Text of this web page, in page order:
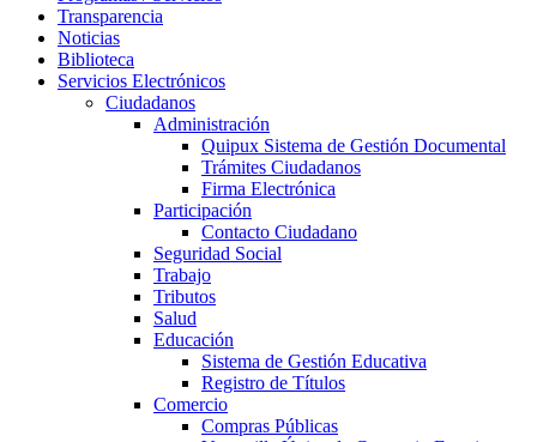
Transparencia
Noticias
Biblioteca
Servicios Electrónicos
Ciudadanos
Administración
Quipux Sistema de Gestión Documental
Trámites Ciudadanos
Firma Electrónica
Participación
Contacto Ciudadano
Seguridad Social
Trabajo
Tributos
Salud
Educación
Sistema de Gestión Educativa
Registro de Títulos
Comercio
Compras Públicas